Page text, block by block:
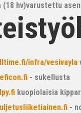
hv)varustettu
infra/vesivayla
- sukellusta
kuopiolaisia
-